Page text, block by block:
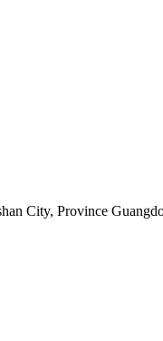
City, Province